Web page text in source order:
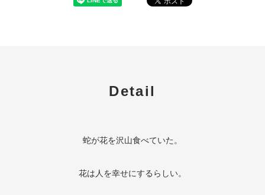
Detail
蛇が花を沢山食べていた。
花は人を幸せにするらしい。